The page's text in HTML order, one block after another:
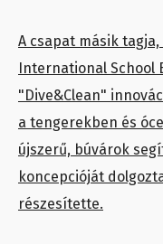
A csapat másik
International School
"Dive&Clean"
a tengerekben és
újszerű, búvárok
koncepcióját
részesítette.